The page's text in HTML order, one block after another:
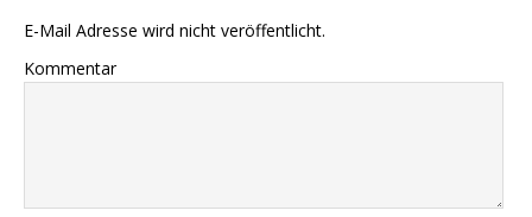
E-Mail Adresse wird nicht veröffentlicht.
Kommentar